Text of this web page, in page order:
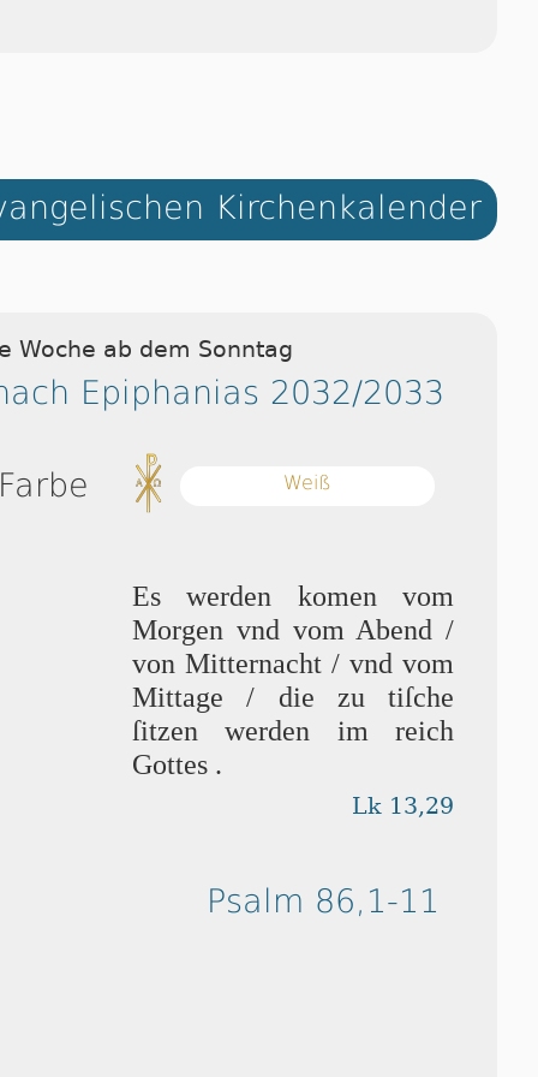
Kirchenkalender
Woche ab dem Sonntag
Epiphanias 2032/2033
Weiß
Es wer­den ko­men vom
Morgen vnd vom Abend /
von Mitternacht / vnd vom
Mittage / die zu ti­ſche
ſitzen wer­den im reich
Got­tes .
Lk 13,29
Psalm 86,1-11